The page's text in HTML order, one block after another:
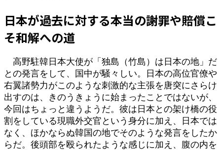
新
日
時
日本が過去に対する本当の謝罪や賠償こ
そ和解への道
高野駐韓日本大使が「独島（竹島）は日本の地」だ
との発言をして、国中が騒々しい。日本の高位官僚や
右翼諸勢力がこのような刺激的な主張を唐突にさらけ
出すのは、きのうきょうに始まったことではないが、
今回はちょっと違うようだ。彼は日本との架け橋の役
割をしている現職外交官という身分に加え、日本では
なく、ほかならぬ韓国の地でそのような発言をしたか
らだ。後頭部を殴られたような感じに加え、腹の内を